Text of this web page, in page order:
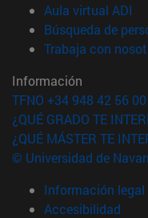
Aula virtual ADI
Búsqueda de
Trabaja con
Información
TFNO +34 948 42 56 00
¿QUÉ GRADO TE
¿QUÉ MÁSTER TE
© Universidad de
Información legal
Accesibilidad